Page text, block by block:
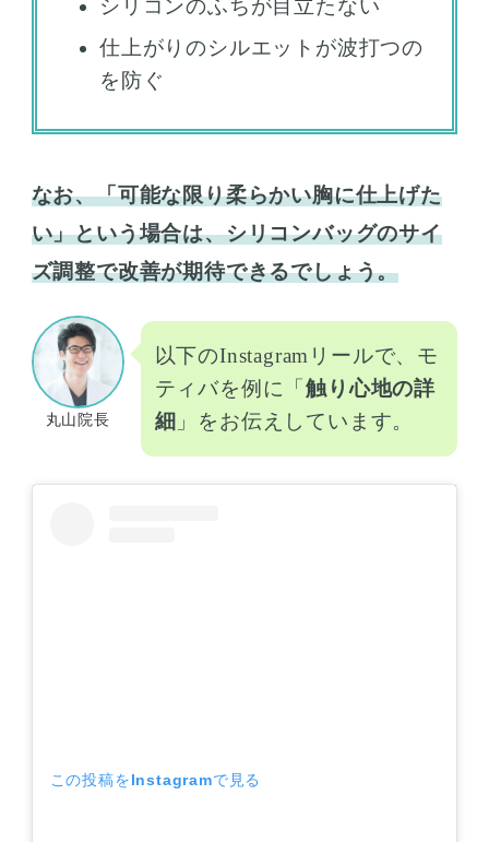
シリコンのふちが目立たない
仕上がりのシルエットが波打つの
を防ぐ
なお、「可能な限り柔らかい胸に仕上げた
い」という場合は、シリコンバッグのサイ
ズ調整で改善が期待できるでしょう。
丸山院長
以下のInstagramリールで、モ
ティバを例に「触り心地の詳
細 」をお伝えしています。
この投稿をInstagramで見る